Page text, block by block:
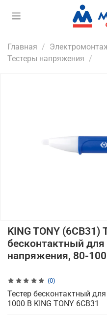
Главная
Тестеры напряжения
(0)
KING TONY (6CB31)
бесконтактный для
напряжения, 80-
Тестер бесконтактный
1000 В KING TONY 6CB31